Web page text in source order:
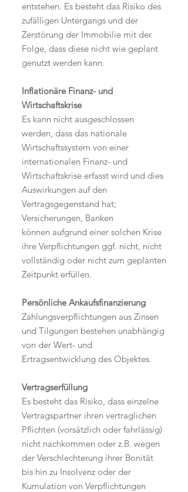
entstehen. Es besteht das Risiko des
zufälligen Untergangs und der
Zerstörung der Immobilie mit der
Folge, dass diese nicht wie geplant
genutzt werden kann.
Inflationäre Finanz- und
Wirtschaftskrise
Es kann nicht ausgeschlossen
werden, dass das nationale
Wirtschaftssystem von einer
internationalen Finanz- und
Wirtschaftskrise erfasst wird und dies
Auswirkungen auf den
Vertragsgegenstand hat;
Versicherungen, Banken
können aufgrund einer solchen Krise
ihre Verpflichtungen ggf. nicht, nicht
vollständig oder nicht zum geplanten
Zeitpunkt erfüllen.
Persönliche Ankaufsfinanzierung
Zahlungsverpflichtungen aus Zinsen
und Tilgungen bestehen unabhängig
von der Wert- und
Ertragsentwicklung des Objektes.
Vertragserfüllung
Es besteht das Risiko, dass einzelne
Vertragspartner ihren vertraglichen
Pflichten (vorsätzlich oder fahrlässig)
nicht nachkommen oder z.B. wegen
der Verschlechterung ihrer Bonität
bis hin zu Insolvenz oder der
Kumulation von Verpflichtungen